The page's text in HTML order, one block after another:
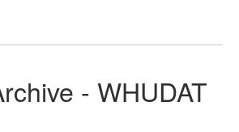
- WHUDAT